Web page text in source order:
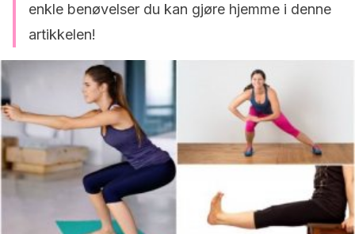
enkle benøvelser du kan gjøre hjemme i denne
artikkelen!